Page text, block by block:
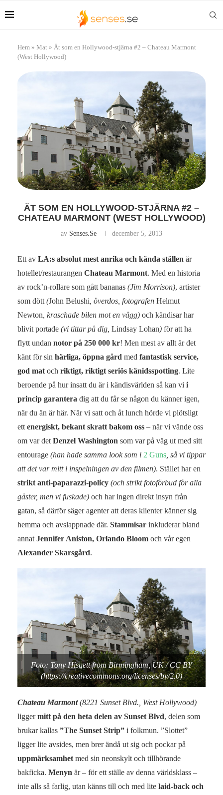
Hem » Mat » Ät som en Hollywood-stjärna #2 – Chateau Marmont
(West Hollywood)
ÄT SOM EN HOLLYWOOD-STJÄRNA #2 –
CHATEAU MARMONT (WEST HOLLYWOOD)
av Senses.se december 5, 2013
Ett av LA:s absolut mest anrika och kända ställen är
hotellet/restaurangen Chateau Marmont. Med en historia
av rock’n-rollare som gått bananas (Jim Morrison), artister
som dött (John Belushi , överdos, fotografen Helmut
Newton , kraschade bilen mot en vägg) och kändisar har
blivit portade (vi tittar på dig, Lindsay Lohan) för att ha
flytt undan notor på 250 000 kr! Men mest av allt är det
känt för sin härliga, öppna gård med fantastisk service,
god mat och riktigt, riktigt seriös känidsspotting. Lite
beroende på hur insatt du är i kändisvärlden så kan vi i
princip garantera dig att du får se någon du känner igen,
när du än är här. När vi satt och åt lunch hörde vi plötsligt
ett energiskt, bekant skratt bakom oss – när vi vände oss
om var det Denzel Washington som var på väg ut med sitt
entourage (han hade samma look som i 2 Guns , så vi tippar
att det var mitt i inspelningen av den filmen). Stället har en
strikt anti-paparazzi-policy (och strikt fotoförbud för alla
gäster, men vi fuskade) och har ingen direkt insyn från
gatan, så därför säger agenter att deras klienter känner sig
hemma och avslappnade där. Stammisar inkluderar bland
annat Jennifer Aniston, Orlando Bloom och vår egen
Alexander Skarsgård.
Foto: Tony Hisgett from Birmingham, UK / CC BY
(https://creativecommons.org/licenses/by/2.0)
Chateau Marmont(8221 Sunset Blvd., West Hollywood)
liggermitt på den heta delen av Sunset Blvd, delen som
brukar kallas ”The Sunset Strip” i folkmun. ”Slottet”
ligger lite avsides, men brer ändå ut sig och pockar på
uppmärksamhet med sin neonskylt och tillhörande
bakficka. Menyn är – för ett ställe av denna världsklass –
inte alls så farlig, utan känns till och med lite laid-back och